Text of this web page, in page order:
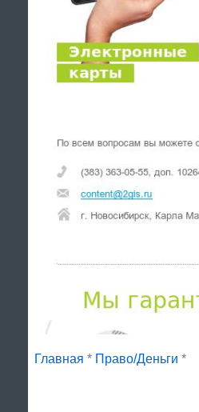
Главная * Право/Деньги *